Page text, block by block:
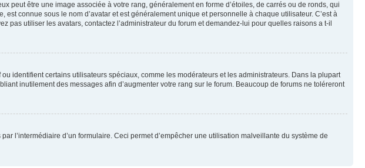
peut être une image associée à votre rang, généralement en forme d’étoiles, de carrés ou de ronds, qui
connue sous le nom d’avatar et est généralement unique et personnelle à chaque utilisateur. C’est à
pas utiliser les avatars, contactez l’administrateur du forum et demandez-lui pour quelles raisons a t-il
identifient certains utilisateurs spéciaux, comme les modérateurs et les administrateurs. Dans la plupart
inutilement des messages afin d’augmenter votre rang sur le forum. Beaucoup de forums ne toléreront
l’intermédiaire d’un formulaire. Ceci permet d’empêcher une utilisation malveillante du système de